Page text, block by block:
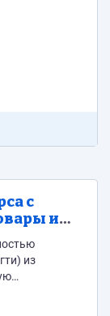
с
из
из
Система